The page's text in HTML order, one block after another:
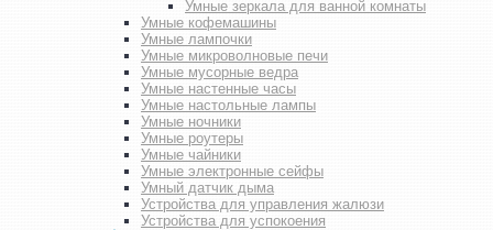
Умные зеркала для ванной комнаты
Умные кофемашины
Умные лампочки
Умные микроволновые печи
Умные мусорные ведра
Умные настенные часы
Умные настольные лампы
Умные ночники
Умные роутеры
Умные чайники
Умные электронные сейфы
Умный датчик дыма
Устройства для управления жалюзи
Устройства для успокоения